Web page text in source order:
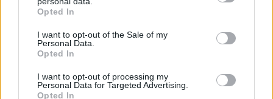
grant or deny consent to Google and its third-party tags to
use your data for below specified purposes in below Google
consent section.
Opted In
I want to opt-out of the Sale of my
Personal Data.
Opted In
I want to opt-out of processing my
Personal Data for Targeted Advertising.
Opted In
Χίος: 6 ανέγγιχτες παραλίες στη δυτική πλευρά της που
αξίζει να ανακαλύψετε
πριν 12 λεπτά
Έβερεστ μπορεί να δώσει πίσω έναν από τους νεκρούς
πριν 15 λεπτά